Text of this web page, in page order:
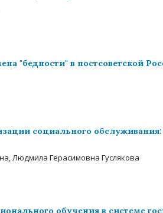
"бедности" в постсоветской
социального
Людмила Герасимовна Гуслякова
обучения в системе